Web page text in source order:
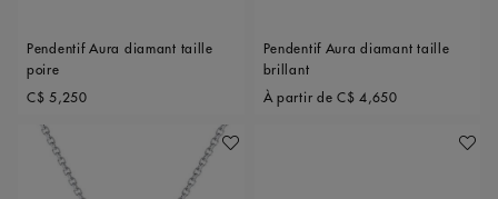
Pendentif Aura diamant taille
poire
Original price
C$ 5,250
Pendentif Aura diamant taille
brillant
Original price
À partir de C$ 4,650
Ajouter À Ma Wishlist